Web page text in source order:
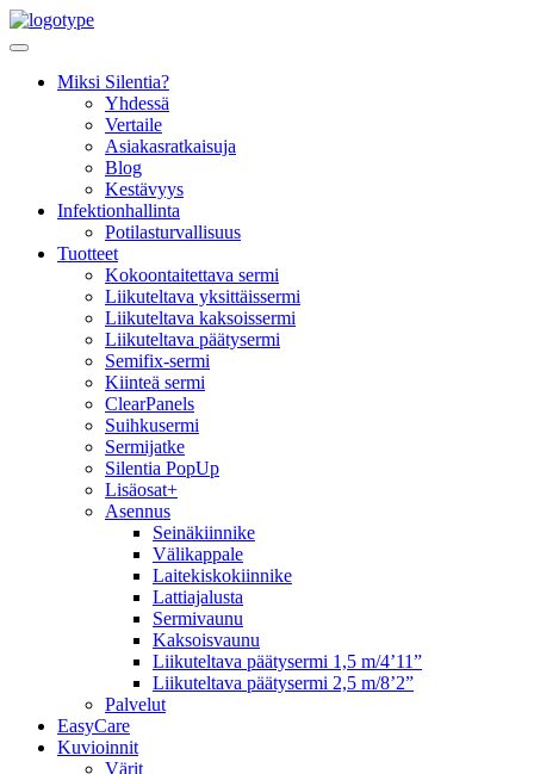
Skip
to
Miksi Silentia?
Yhdessä
Vertaile
Asiakasratkaisuja
Blog
Kestävyys
Infektionhallinta
Potilasturvallisuus
Tuotteet
Kokoontaitettava sermi
Liikuteltava yksittäissermi
Liikuteltava kaksoissermi
Liikuteltava päätysermi
Semifix-sermi
Kiinteä sermi
ClearPanels
Suihkusermi
Sermijatke
Silentia PopUp
Lisäosat+
Asennus
Seinäkiinnike
Välikappale
Laitekiskokiinnike
Lattiajalusta
Sermivaunu
Kaksoisvaunu
Liikuteltava päätysermi 1,5 m/4’11”
Liikuteltava päätysermi 2,5 m/8’2”
Palvelut
EasyCare
Kuvioinnit
Värit